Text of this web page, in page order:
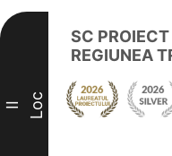
II Loc
SC
REGIUNEA